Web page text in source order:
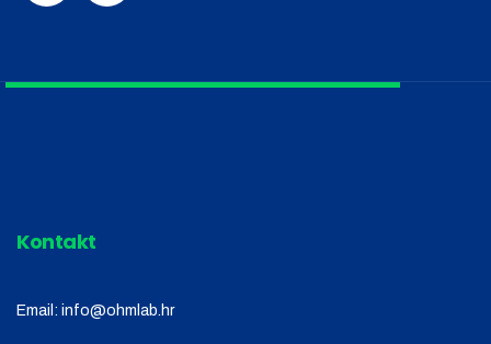
Kontakt
Email: info@ohmlab.hr